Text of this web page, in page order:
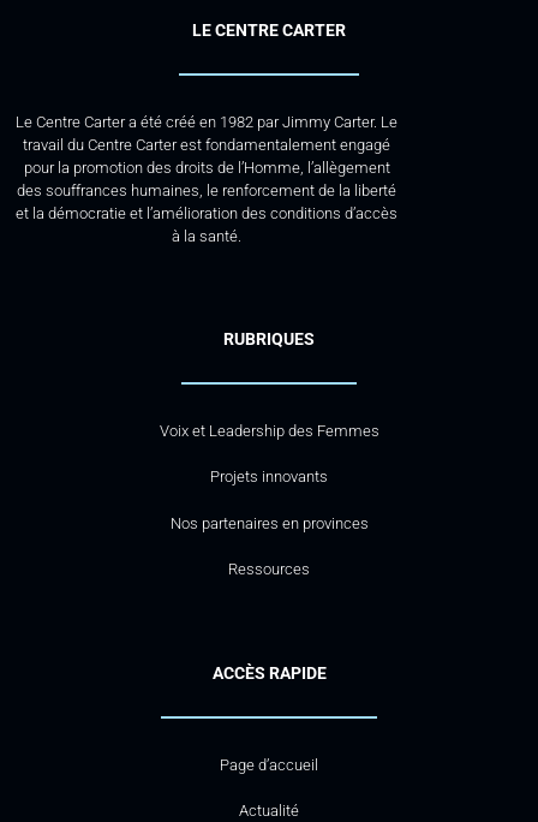
LE CENTRE CARTER
Le Centre Carter a été créé en 1982 par Jimmy Carter. Le
travail du Centre Carter est fondamentalement engagé
pour la promotion des droits de l’Homme, l’allègement
des souffrances humaines, le renforcement de la liberté
et la démocratie et l’amélioration des conditions d’accès
à la santé.
RUBRIQUES
Voix et Leadership des Femmes
Projets innovants
Nos partenaires en provinces
Ressources
ACCÈS RAPIDE
Page d’accueil
Actualité